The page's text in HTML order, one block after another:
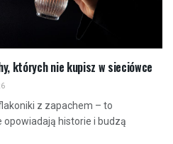
których nie kupisz w sieciówce
z zapachem – to
opowiadają historie i budzą